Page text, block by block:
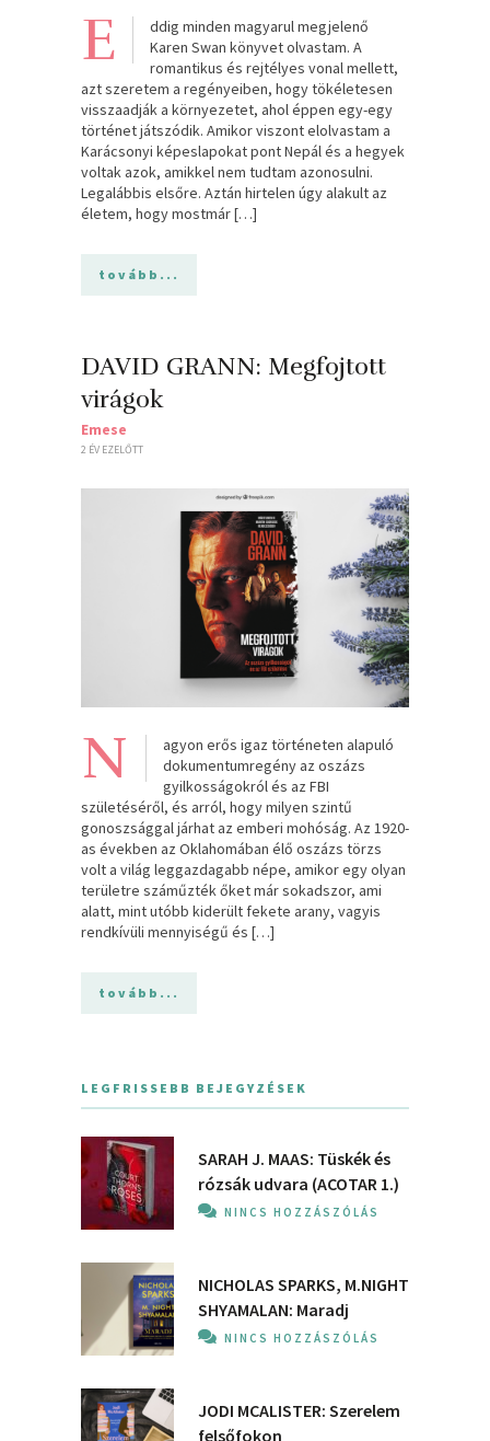
E
ddig minden magyarul megjelenő
Karen Swan könyvet olvastam. A
romantikus és rejtélyes vonal mellett,
azt szeretem a regényeiben, hogy tökéletesen
visszaadják a környezetet, ahol éppen egy-egy
történet játszódik. Amikor viszont elolvastam a
Karácsonyi képeslapokat pont Nepál és a hegyek
voltak azok, amikkel nem tudtam azonosulni.
Legalábbis elsőre. Aztán hirtelen úgy alakult az
életem, hogy mostmár […]
tovább...
DAVID GRANN: Megfojtott
virágok
Emese
2 ÉV EZELŐTT
N
agyon erős igaz történeten alapuló
dokumentumregény az oszázs
gyilkosságokról és az FBI
születéséről, és arról, hogy milyen szintű
gonoszsággal járhat az emberi mohóság. Az 1920-
as években az Oklahomában élő oszázs törzs
volt a világ leggazdagabb népe, amikor egy olyan
területre száműzték őket már sokadszor, ami
alatt, mint utóbb kiderült fekete arany, vagyis
rendkívüli mennyiségű és […]
tovább...
LEGFRISSEBB BEJEGYZÉSEK
SARAH J. MAAS: Tüskék és
rózsák udvara (ACOTAR 1.)
NINCS HOZZÁSZÓLÁS
NICHOLAS SPARKS, M.NIGHT
SHYAMALAN: Maradj
NINCS HOZZÁSZÓLÁS
JODI MCALISTER: Szerelem
felsőfokon